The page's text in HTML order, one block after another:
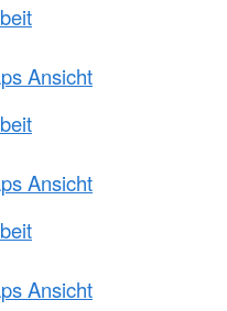
Ansicht
Ansicht
Ansicht